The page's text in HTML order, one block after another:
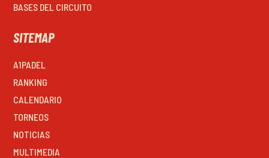
BASES DEL CIRCUITO
SITEMAP
A1PADEL
RANKING
CALENDARIO
TORNEOS
NOTICIAS
MULTIMEDIA